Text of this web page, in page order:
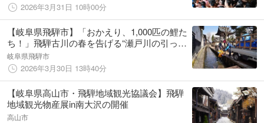
2026年3月31日 10時00分
【岐阜県飛騨市】「おかえり、1,000匹の鯉た
ち！」飛騨古川の春を告げる“瀬戸川の引っ越
し”が4月4日（土）に開催します
岐阜県飛騨市
2026年3月30日 13時40分
【岐阜県高山市・飛騨地域観光協議会】飛騨
地域観光物産展in南大沢の開催
高山市